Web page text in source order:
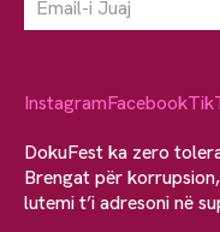
InstagramFacebook
DokuFest ka zero
Brengat për
lutemi t’i adresoni në